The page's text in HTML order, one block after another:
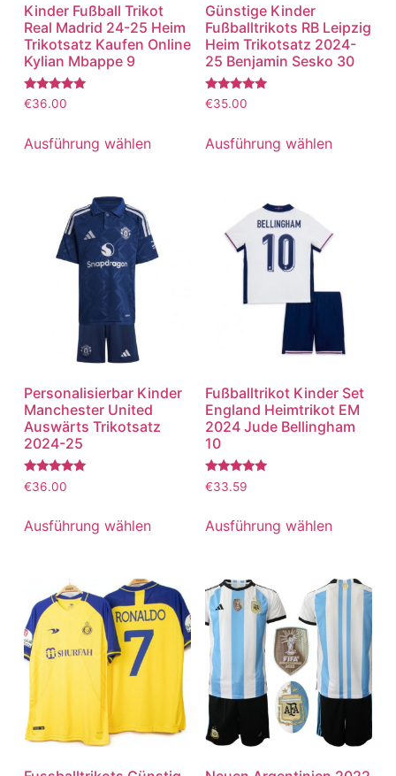
Kinder Fußball Trikot
Real Madrid 24-25 Heim
Trikotsatz Kaufen Online
Kylian Mbappe 9
Bewertet
mit
von 5
€36.00
Ausführung wählen
Günstige Kinder
Fußballtrikots RB Leipzig
Heim Trikotsatz 2024-
25 Benjamin Sesko 30
Bewertet
mit
von 5
€35.00
Ausführung wählen
Personalisierbar Kinder
Manchester United
Auswärts Trikotsatz
2024-25
Bewertet
mit
von 5
€36.00
Ausführung wählen
Fußballtrikot Kinder Set
England Heimtrikot EM
2024 Jude Bellingham
10
Bewertet
mit
von 5
€33.59
Ausführung wählen